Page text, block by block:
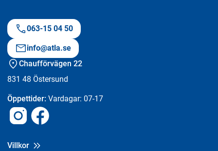
063-15 04 50
info@atla.se
Chaufförvägen 22
831 48 Östersund
Öppettider: Vardagar: 07-17
Villkor